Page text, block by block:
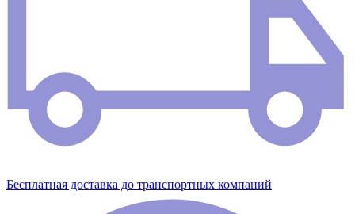
Бесплатная доставка до транспортных компаний